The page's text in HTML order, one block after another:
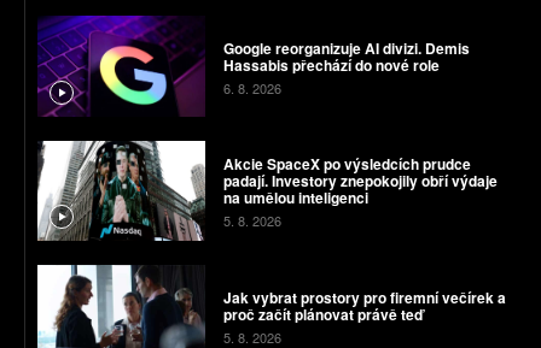
Google reorganizuje AI divizi. Demis
Hassabis přechází do nové role
6. 8. 2026
Akcie SpaceX po výsledcích prudce
padají. Investory znepokojily obří výdaje
na umělou inteligenci
5. 8. 2026
Jak vybrat prostory pro firemní večírek a
proč začít plánovat právě teď
5. 8. 2026